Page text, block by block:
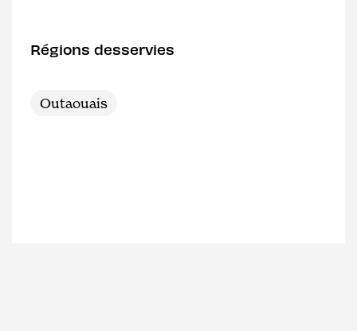
Régions desservies
Outaouais